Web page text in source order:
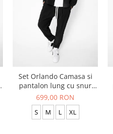
Set Orlando Camasa si
pantalon lung cu snur
Premium Black
699,00 RON
S M L XL